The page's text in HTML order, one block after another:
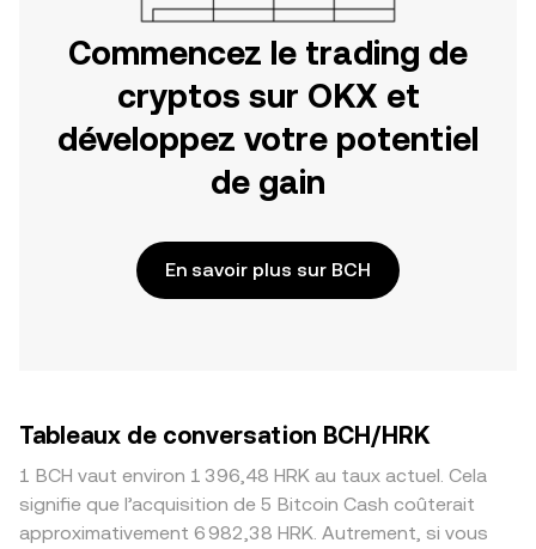
Commencez le trading de
cryptos sur OKX et
développez votre potentiel
de gain
En savoir plus sur BCH
Tableaux de conversation BCH/HRK
1 BCH vaut environ 1 396,48 HRK au taux actuel. Cela
signifie que l’acquisition de 5 Bitcoin Cash coûterait
approximativement 6 982,38 HRK. Autrement, si vous